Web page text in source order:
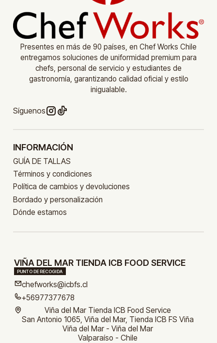
Presentes en más de 90 países, en Chef Works Chile
entregamos soluciones de uniformidad premium para
chefs, personal de servicio y estudiantes de
gastronomía, garantizando calidad oficial y estilo
inigualable.
Síguenos
INFORMACIÓN
GUÍA DE TALLAS
Términos y condiciones
Política de cambios y devoluciones
Bordado y personalización
Dónde estamos
VIÑA DEL MAR TIENDA ICB FOOD SERVICE
PUNTO DE RECOGIDA
chefworks@icbfs.cl
+56977377678
Viña del Mar Tienda ICB Food Service
San Antonio 1065, Viña del Mar, Tienda ICB FS Viña
Viña del Mar - Viña del Mar
Valparaíso - Chile